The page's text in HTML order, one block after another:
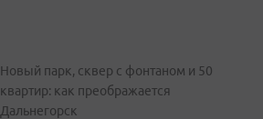
Новый парк, сквер с фонтаном и 50
квартир: как преображается
Дальнегорск